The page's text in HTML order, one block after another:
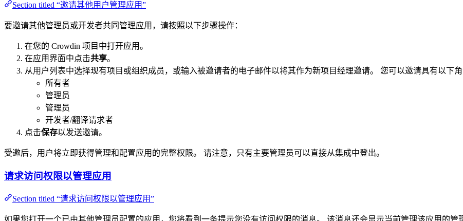
Section titled “邀请其他用户管理应用”
要邀请其他管理员或开发者共同管理应用，请按照以下步骤操作：
在您的 Crowdin 项目中打开应用。
在应用界面中点击共享。
从用户列表中选择现有项目或组织成员，或输入被邀请者的电子邮件以将其作为新项目经理邀请。 您可以邀请具有以下角
所有者
管理员
管理员
开发者/翻译请求者
点击保存以发送邀请。
受邀后，用户将立即获得管理和配置应用的完整权限。 请注意，只有主要管理员可以直接从集成中登出。
请求访问权限以管理应用
Section titled “请求访问权限以管理应用”
如果您打开一个已由其他管理员配置的应用，您将看到一条提示您没有访问权限的消息。 该消息还会显示当前管理该应用的管